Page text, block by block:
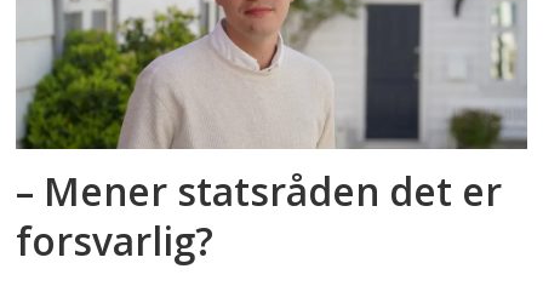
– Mener statsråden det er
forsvarlig?